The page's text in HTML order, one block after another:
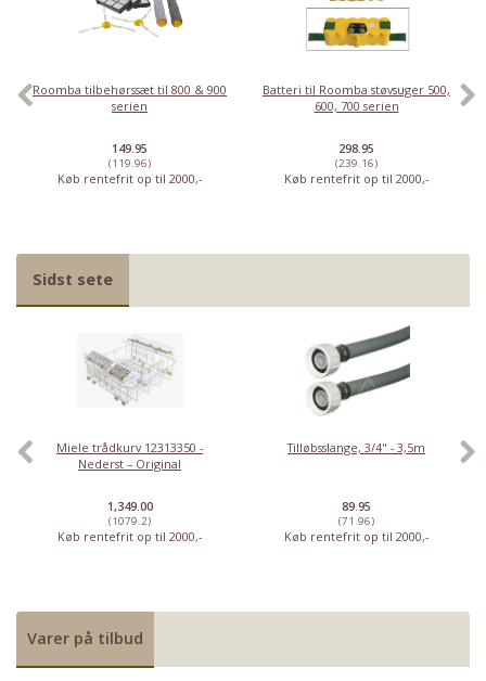
Roomba tilbehørssæt til 800 & 900
serien
149.95
(119.96)
Køb rentefrit op til 2000,-
Batteri til Roomba støvsuger 500,
600, 700 serien
298.95
(239.16)
Køb rentefrit op til 2000,-
Sidst sete
Miele trådkurv 12313350 -
Nederst – Original
1,349.00
(1079.2)
Køb rentefrit op til 2000,-
Tilløbsslange, 3/4" - 3,5m
89.95
(71.96)
Køb rentefrit op til 2000,-
Varer på tilbud